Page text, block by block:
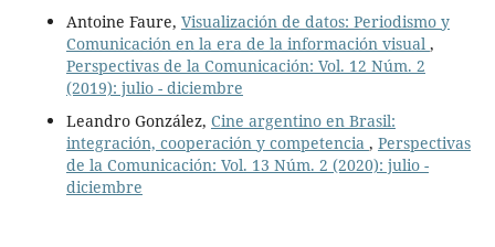
Antoine Faure, Visualización de datos: Periodismo y
Comunicación en la era de la información visual ,
Perspectivas de la Comunicación: Vol. 12 Núm. 2
(2019): julio - diciembre
Leandro González, Cine argentino en Brasil:
integración, cooperación y competencia , Perspectivas
de la Comunicación: Vol. 13 Núm. 2 (2020): julio -
diciembre